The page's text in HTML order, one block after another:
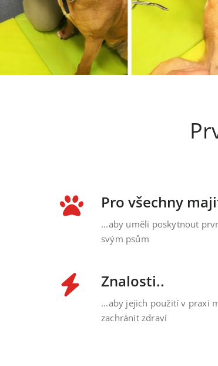
Pro všechny
...aby uměli poskytnout
svým psům
Znalosti..
...aby jejich použití v praxi
zachránit zdraví